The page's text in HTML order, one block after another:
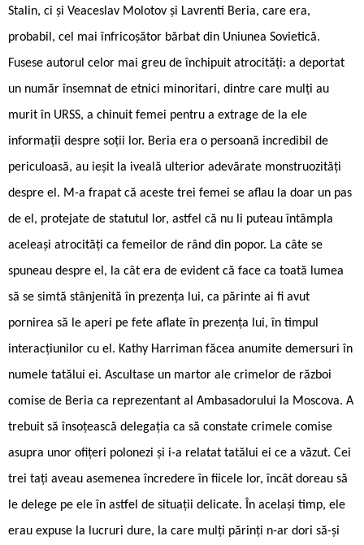
Stalin, ci și Veaceslav Molotov și Lavrenti Beria, care era,
probabil, cel mai înfricoșător bărbat din Uniunea Sovietică.
Fusese autorul celor mai greu de închipuit atrocități: a deportat
un număr însemnat de etnici minoritari, dintre care mulți au
murit în URSS, a chinuit femei pentru a extrage de la ele
informații despre soții lor. Beria era o persoană incredibil de
periculoasă, au ieșit la iveală ulterior adevărate monstruozități
despre el. M-a frapat că aceste trei femei se aflau la doar un pas
de el, protejate de statutul lor, astfel că nu li puteau întâmpla
aceleași atrocități ca femeilor de rând din popor. La câte se
spuneau despre el, la cât era de evident că face ca toată lumea
să se simtă stânjenită în prezența lui, ca părinte ai fi avut
pornirea să le aperi pe fete aflate în prezența lui, în timpul
interacțiunilor cu el. Kathy Harriman făcea anumite demersuri în
numele tatălui ei. Ascultase un martor ale crimelor de război
comise de Beria ca reprezentant al Ambasadorului la Moscova. A
trebuit să însoțească delegația ca să constate crimele comise
asupra unor ofițeri polonezi și i-a relatat tatălui ei ce a văzut. Cei
trei tați aveau asemenea încredere în fiicele lor, încât doreau să
le delege pe ele în astfel de situații delicate. În același timp, ele
erau expuse la lucruri dure, la care mulți părinți n-ar dori să-și